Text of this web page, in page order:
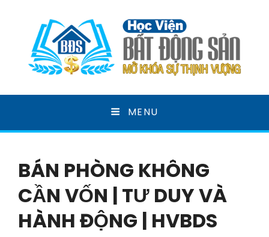
HỌC VIỆN BẤT ĐỘNG
SẢN
MENU
BÁN PHÒNG KHÔNG
CẦN VỐN | TƯ DUY VÀ
HÀNH ĐỘNG | HVBDS